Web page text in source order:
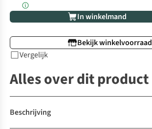
In winkelmand
Bekijk winkelvoorraad
Vergelijk
Alles over dit product
Beschrijving